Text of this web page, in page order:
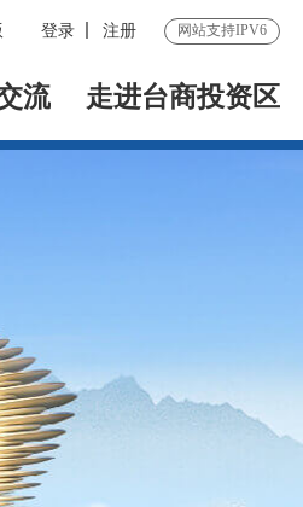
登录 注册 网站支持IPV6
流 走进台商投资区